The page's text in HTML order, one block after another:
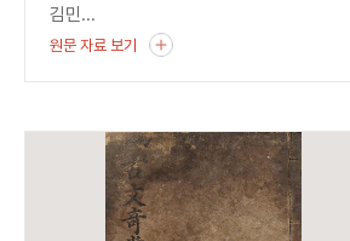
김민...
원문 자료 보기